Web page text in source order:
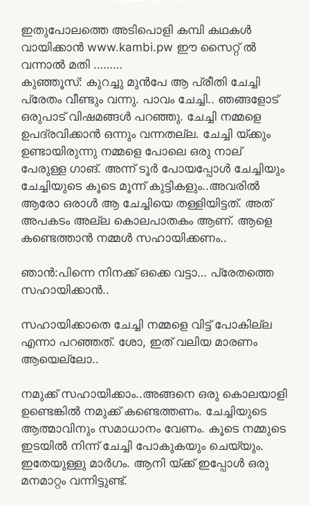
ഇതുപോലത്തെ അടിപൊളി കമ്പി കഥകൾ
വായിക്കാൻ www.kambi.pw ഈ സൈറ്റ് ൽ
വന്നാൽ മതി ………
കുഞ്ഞൂസ്: കുറച്ചു മുൻപേ ആ പ്രീതി ചേച്ചി
പ്രേതം വീണ്ടും വന്നു. പാവം ചേച്ചി.. ഞങ്ങളോട്
ഒരുപാട് വിഷമങ്ങൾ പറഞ്ഞു. ചേച്ചി നമ്മളെ
ഉപദ്രവിക്കാൻ ഒന്നും വന്നതല്ല. ചേച്ചി യ്ക്കും
ഉണ്ടായിരുന്നു നമ്മളെ പോലെ ഒരു നാല്
പേരുള്ള ഗാങ്. അന്ന് ടൂർ പോയപ്പോൾ ചേച്ചിയും
ചേച്ചിയുടെ കൂടെ മൂന്ന് കുട്ടികളും..അവരിൽ
ആരോ ഒരാൾ ആ ചേച്ചിയെ തള്ളിയിട്ടത്. അത്
അപകടം അല്ല കൊലപാതകം ആണ്. ആളെ
കണ്ടെത്താൻ നമ്മൾ സഹായിക്കണം..
ഞാൻ:പിന്നെ നിനക്ക് ഒക്കെ വട്ടാ… പ്രേതത്തെ
സഹായിക്കാൻ..
സഹായിക്കാതെ ചേച്ചി നമ്മളെ വിട്ട് പോകില്ല
എന്നാ പറഞ്ഞത്. ശോ, ഇത് വലിയ മാരണം
ആയെല്ലോ..
നമുക്ക് സഹായിക്കാം..അങ്ങനെ ഒരു കൊലയാളി
ഉണ്ടെങ്കിൽ നമുക്ക് കണ്ടെത്തണം. ചേച്ചിയുടെ
ആത്മാവിനും സമാധാനം വേണം. കൂടെ നമ്മുടെ
ഇടയിൽ നിന്ന് ചേച്ചി പോകുകയും ചെയ്യും.
ഇതേയുള്ളു മാർഗം. ആനി യ്ക്ക് ഇപ്പോൾ ഒരു
മനമാറ്റം വന്നിട്ടുണ്ട്.